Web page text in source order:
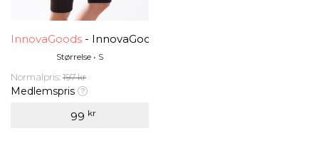
InnovaGoods - InnovaGoods Corsair Sportsleggings
Størrelse • S
Normalpris:197 kr
Medlemspris
99 kr